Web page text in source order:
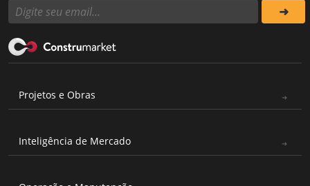
Projetos e Obras
Inteligência de Mercado